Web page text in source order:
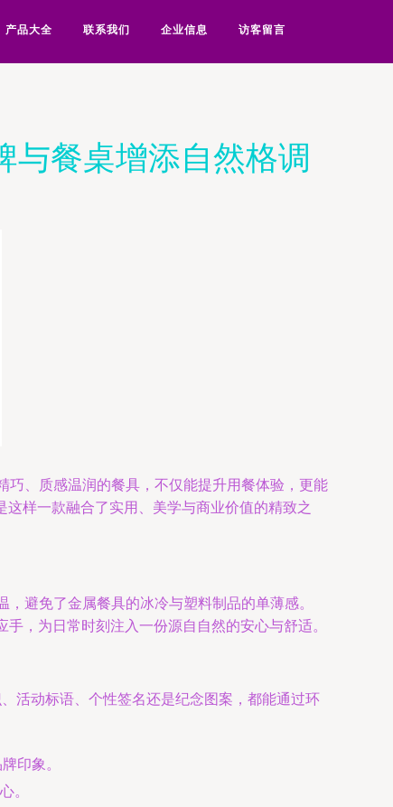
产品大全 联系我们 企业信息 访客留言
与餐桌增添自然格调
、质感温润的餐具，不仅能提升用餐体验，更能
样一款融合了实用、美学与商业价值的精致之
避免了金属餐具的冰冷与塑料制品的单薄感。
，为日常时刻注入一份源自自然的安心与舒适。
活动标语、个性签名还是纪念图案，都能通过环
印象。
。